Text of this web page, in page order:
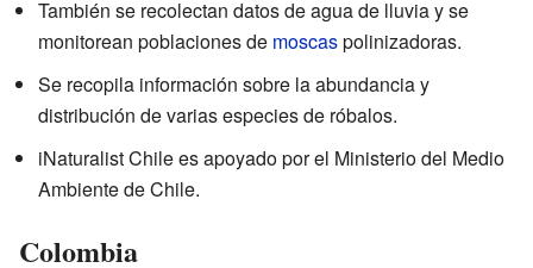
También se recolectan datos de agua de lluvia y se
monitorean poblaciones de moscaspolinizadoras.
Se recopila información sobre la abundancia y
distribución de varias especies de róbalos.
iNaturalist Chile es apoyado por el Ministerio del Medio
Ambiente de Chile.
Colombia